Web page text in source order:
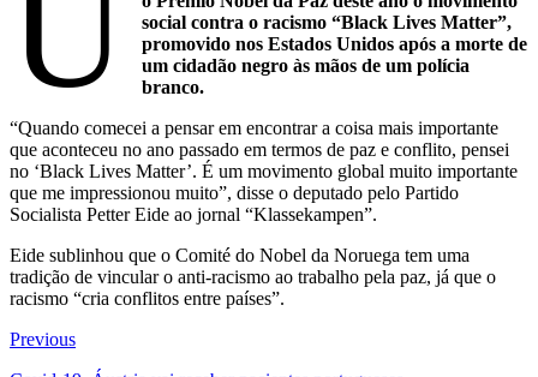
social contra o racismo “Black Lives Matter”,
promovido nos Estados Unidos após a morte de
um cidadão negro às mãos de um polícia
branco.
“Quando comecei a pensar em encontrar a coisa mais importante
que aconteceu no ano passado em termos de paz e conflito, pensei
no ‘Black Lives Matter’. É um movimento global muito importante
que me impressionou muito”, disse o deputado pelo Partido
Socialista Petter Eide ao jornal “Klassekampen”.
Eide sublinhou que o Comité do Nobel da Noruega tem uma
tradição de vincular o anti-racismo ao trabalho pela paz, já que o
racismo “cria conflitos entre países”.
Previous